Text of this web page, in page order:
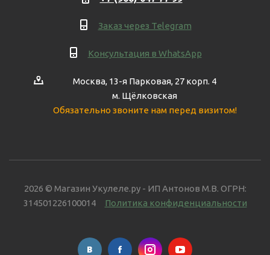
Заказ через Telegram
Консультация в WhatsApp
Москва, 13-я Парковая, 27 корп. 4
м. Щёлковская
Обязательно звоните нам перед визитом!
2026 © Магазин Укулеле.ру - ИП Антонов М.В. ОГРН:
314501226100014 Политика конфиденциальности